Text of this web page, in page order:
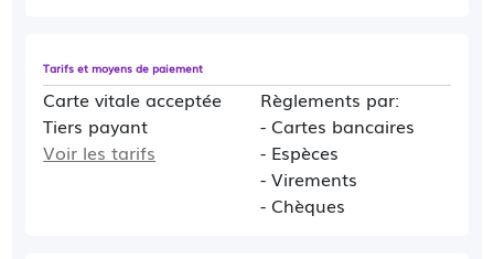
Tarifs et moyens de paiement
Carte vitale acceptée
Tiers payant
Voir les tarifs
Règlements par:
- Cartes bancaires
- Espèces
- Virements
- Chèques